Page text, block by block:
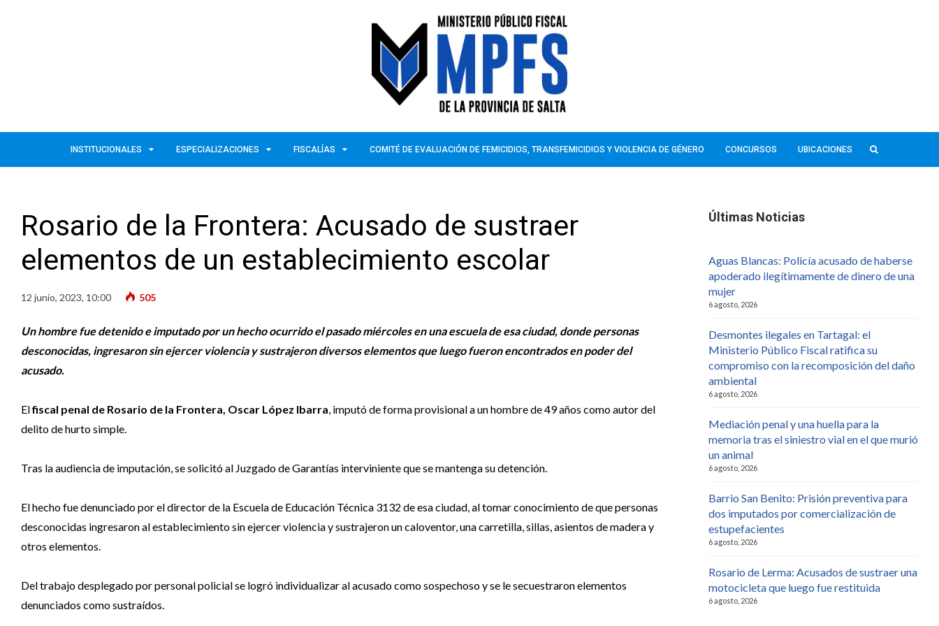
INSTITUCIONALES ESPECIALIZACIONES FISCALÍAS COMITÉ DE EVALUACIÓN DE FEMICIDIOS, TRANSFEMICIDIOS Y VIOLENCIA DE GÉNERO CONCURSOS UBICACIONES
Rosario de la Frontera: Acusado de sustraer
elementos de un establecimiento escolar
12 junio, 2023, 10:00 505
Un hombre fue detenido e imputado por un hecho ocurrido el pasado miércoles en una escuela de esa ciudad, donde personas
desconocidas, ingresaron sin ejercer violencia y sustrajeron diversos elementos que luego fueron encontrados en poder del
acusado.
Elfiscal penal de Rosario de la Frontera, Oscar López Ibarra , imputó de forma provisional a un hombre de 49 años como autor del
delito de hurto simple.
Tras la audiencia de imputación, se solicitó al Juzgado de Garantías interviniente que se mantenga su detención.
El hecho fue denunciado por el director de la Escuela de Educación Técnica 3132 de esa ciudad, al tomar conocimiento de que personas
desconocidas ingresaron al establecimiento sin ejercer violencia y sustrajeron un caloventor, una carretilla, sillas, asientos de madera y
otros elementos.
Del trabajo desplegado por personal policial se logró individualizar al acusado como sospechoso y se le secuestraron elementos
denunciados como sustraídos.
Últimas Noticias
Aguas Blancas: Policía acusado de haberse
apoderado ilegítimamente de dinero de una
mujer
6 agosto, 2026
Desmontes ilegales en Tartagal: el
Ministerio Público Fiscal ratifica su
compromiso con la recomposición del daño
ambiental
6 agosto, 2026
Mediación penal y una huella para la
memoria tras el siniestro vial en el que murió
un animal
6 agosto, 2026
Barrio San Benito: Prisión preventiva para
dos imputados por comercialización de
estupefacientes
6 agosto, 2026
Rosario de Lerma: Acusados de sustraer una
motocicleta que luego fue restituida
6 agosto, 2026